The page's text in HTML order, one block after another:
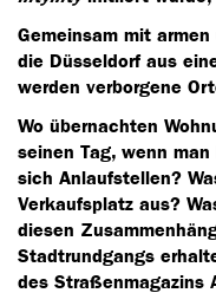
Gemeinsam mit
die Düsseldorf aus
werden verborgene
Wo übernachten
seinen Tag, wenn
sich Anlaufstellen?
Verkaufsplatz aus?
diesen
Stadtrundgangs
des Straßenmagazins